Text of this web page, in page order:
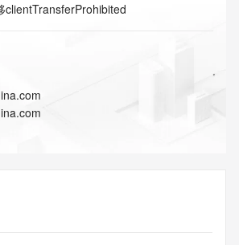
clientTransferProhibited